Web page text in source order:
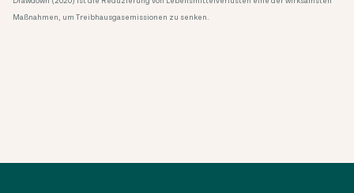
Maßnahmen, um Treibhausgasemissionen zu senken.